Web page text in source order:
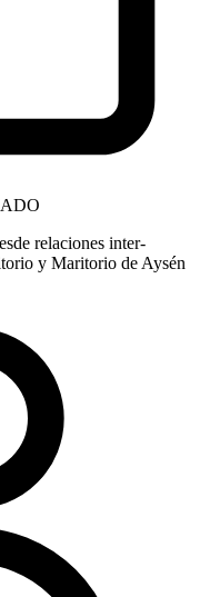
relaciones inter-
y Maritorio de Aysén